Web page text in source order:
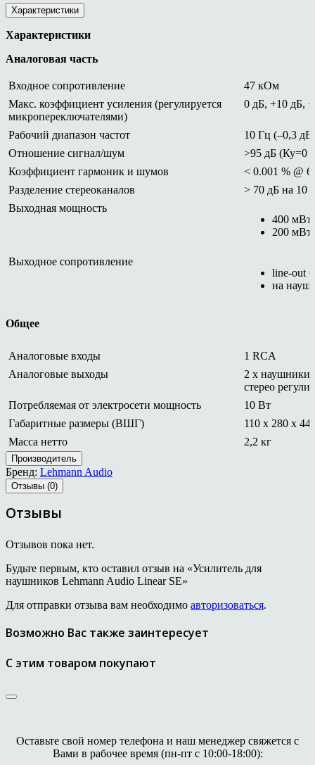
Характеристики
Характеристики
Аналоговая часть
Входное сопротивление
47 кОм
Макс. коэффициент усиления (регулируется
микропереключателями)
0 дБ, +10 дБ,
Рабочий диапазон частот
10 Гц (–0,3
Отношение сигнал/шум
>95 дБ (Ку=0
Коэффициент гармоник и шумов
< 0.001 % @
Разделение стереоканалов
> 70 дБ на 10
Выходная мощность
400
200
Выходное сопротивление
line-out
на
Общее
Аналоговые входы
1 RCA
Аналоговые выходы
2 x наушники
стерео
Потребляемая от электросети мощность
10 Вт
Габаритные размеры (ВШГ)
110 х 280 x
Масса нетто
2,2 кг
Производитель
Бренд: Lehmann Audio
Отзывы (0)
Отзывы
Отзывов пока нет.
Будьте первым, кто оставил отзыв на «Усилитель для
наушников Lehmann Audio Linear SE»
Для отправки отзыва вам необходимо авторизоваться.
Возможно Вас также заинтересует
С этим товаром покупают
Оставьте свой номер телефона и наш менеджер свяжется с
Вами в рабочее время (пн-пт с 10:00-18:00):